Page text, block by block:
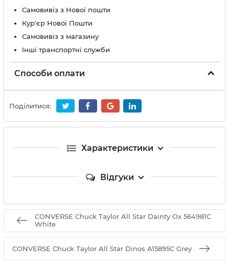
Самовивіз з Нової пошти
Кур'єр Нової Пошти
Самовивіз з магазину
Інші транспортні служби
Способи оплати
Поділитися:
Характеристики
Відгуки
CONVERSE Chuck Taylor All Star Dainty Ox 564981C
White
CONVERSE Chuck Taylor All Star Dinos A15895C Grey